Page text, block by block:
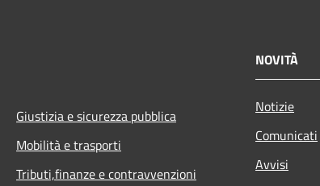
Giustizia e sicurezza pubblica
Mobilità e trasporti
Tributi,finanze e contravvenzioni
NOVITÀ
Notizie
Comunicati
Avvisi